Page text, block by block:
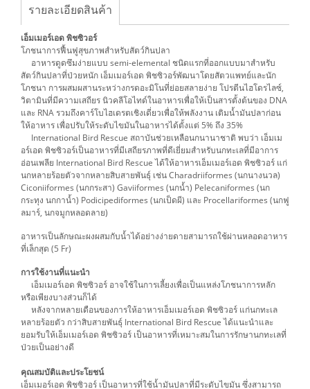
รายละเอียดสินค้า
เอ็มเมอร์เอด พิชซิวอร์
โภชนาการฟื้นฟูสุขภาพสำหรับสัตว์กินปลา
อาหารดูดซึมง่ายแบบ semi-elemental ชนิดแรกที่ออกแบบมาสำหรับ
สัตว์กินปลาที่ป่วยหนัก เอ็มเมอร์เอด พิชซิวอร์พัฒนาโดยสัตวแพทย์และนัก
โภชนา การผสมผสานระหว่างกรดอะมิโนที่ย่อยสลายง่าย โปรตีนไฮโดรไลซ์,
วิตามินที่มีความเสถียร นิวคลีโอไทด์ในอาหารเพื่อให้เป็นสารตั้งต้นของ DNA
และ RNA รวมถึงคาร์โบไฮเดรตเชิงเดี่ยวเพื่อให้พลังงาน เติมน้ำมันปลาก่อน
ให้อาหาร เพื่อปรับให้ระดับไขมันในอาหารได้ตั้งแต่ 5% ถึง 35%
International Bird Rescue สถาบันช่วยเหลือนกนานาชาติ พบว่า เอ็มเม
อร์เอด พิชซิวอร์เป็นอาหารที่มีเสถียรภาพที่ดีเยี่ยมสำหรับนกทะเลที่มีอาการ
อ่อนเพลีย International Bird Rescue ได้ให้อาหารเอ็มเมอร์เอด พิชซิวอร์ แก่
นกหลายร้อยตัวจากหลายสิบสายพันธุ์ เช่น Charadriiformes (นกนางนวล)
Ciconiiformes (นกกระสา) Gaviiformes (นกน้ำ) Pelecaniformes (นก
กระทุง นกกาน้ำ) Podicipediformes (นกเป็ดผี) และ Procellariformes (นกฟู
ลมาร์, นกจมูกหลอดลาย)
อาหารเป็นลักษณะผงผสมกับน้ำได้อย่างง่ายดายสามารถใช้ผ่านหลอดอาหาร
ที่เล็กสุด (5 Fr)
การใช้งานที่แนะนำ
เอ็มเมอร์เอด พิชซิวอร์ อาจใช้ในการเลี้ยงเพื่อเป็นแหล่งโภชนาการหลัก
หรือเพียงบางส่วนก็ได้
หลังจากหลายเดือนของการให้อาหารเอ็มเมอร์เอด พิชซิวอร์ แก่นกทะเล
หลายร้อยตัว กว่าสิบสายพันธุ์ International Bird Rescue ได้แนะนำและ
ยอมรับให้เอ็มเมอร์เอด พิชซิวอร์ เป็นอาหารที่เหมาะสมในการรักษานกทะเลที่
ป่วยเป็นอย่างดี
คุณสมบัติและประโยชน์
เอ็มเมอร์เอด พิชซิวอร์ เป็นอาหารที่ใช้น้ำมันปลาที่มีระดับไขมัน ซึ่งสามารถ